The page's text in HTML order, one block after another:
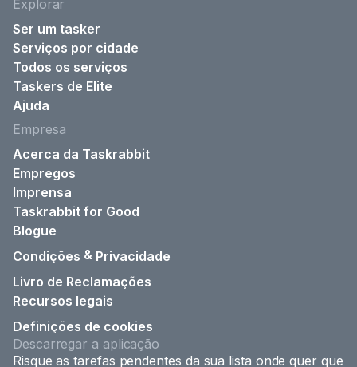
Explorar
Ser um tasker
Serviços por cidade
Todos os serviços
Taskers de Elite
Ajuda
Empresa
Acerca da Taskrabbit
Empregos
Imprensa
Taskrabbit for Good
Blogue
Condições & Privacidade
Livro de Reclamações
Recursos legais
Definições de cookies
Descarregar a aplicação
Risque as tarefas pendentes da sua lista onde quer que